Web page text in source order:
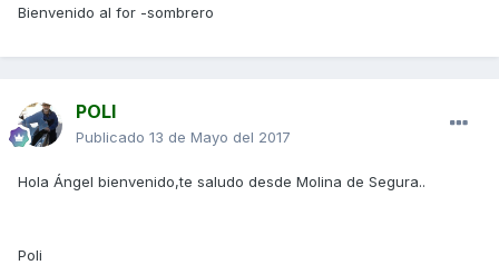
Bienvenido al for -sombrero
POLI
Publicado 13 de Mayo del 2017
Hola Ángel bienvenido,te saludo desde Molina de Segura..
Poli